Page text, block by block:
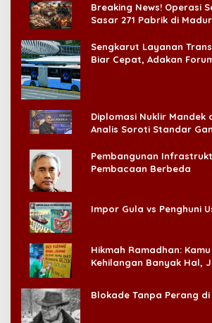
Breaking News! Operasi
Sasar 271 Pabrik di
Sengkarut Layanan
Biar Cepat, Adakan
Diplomasi Nuklir Mandek
Analis Soroti Standar
Pembangunan
Pembacaan Berbeda
Impor Gula vs Penghuni
Hikmah Ramadhan:
Kehilangan Banyak Hal,
Blokade Tanpa Perang